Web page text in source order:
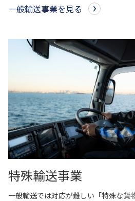
一般輸送事業を見る
特殊輸送事業
一般輸送では対応が難しい「特殊な貨